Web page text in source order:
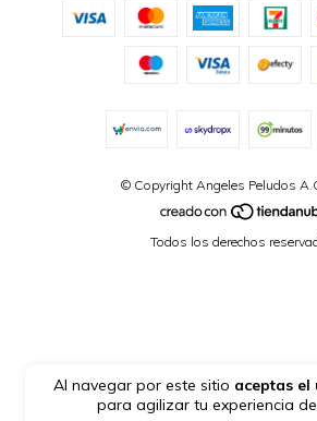
Al navegar por este sitio aceptas el
para agilizar tu experiencia
© Copyright Angeles Peludos
Todos los derechos